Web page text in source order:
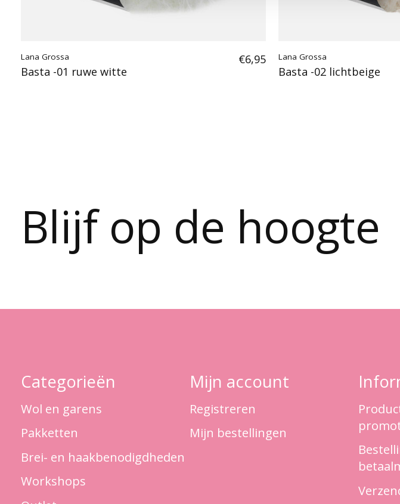
Lana Grossa
Basta -01 ruwe witte
€6,95 Lana Grossa
Basta -02 lichtbeige
Blijf op de hoogte
Categorieën
Wol en garens
Pakketten
Brei- en haakbenodigdheden
Workshops
Mijn account
Registreren
Mijn bestellingen